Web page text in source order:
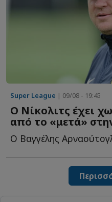
Super League | 09/08 - 19:45
Ο Νίκολιτς έχει
από το «μετά»